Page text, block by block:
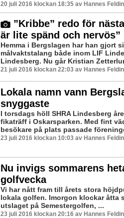
20 juli 2016 klockan 18:35 av Hannes
”Kribbe” redo för
är lite spänd och nervös”
Hemma i Bergslagen har han gjort
målvaktstalang både inom LIF
Lindesberg. Nu går Kristian
21 juli 2016 klockan 22:03 av Hannes
Lokala namn vann
snyggaste
I torsdags höll SHRA Lindesberg
fikaträff i Oskarsparken. Med fint
besökare på plats passade
23 juli 2016 klockan 10:03 av Hannes
Nu invigs sommarens
golfvecka
Vi har nått fram till årets stora
lokala golfen. Imorgon klockar åtta
utslaget på Semestergolfen, ...
23 juli 2016 klockan 20:16 av Hannes